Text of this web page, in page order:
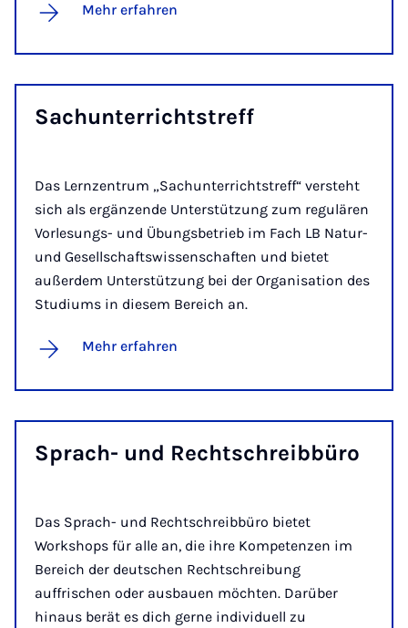
Mehr erfahren
Sach­un­ter­richts­treff
Das Lernzentrum „Sachunterrichtstreff“ versteht
sich als ergänzende Unterstützung zum regulären
Vorlesungs- und Übungsbetrieb im Fach LB Natur-
und Gesellschaftswissenschaften und bietet
außerdem Unterstützung bei der Organisation des
Studiums in diesem Bereich an.
Mehr erfahren
Sprach- und Recht­schreib­­bü­ro
Das Sprach- und Rechtschreibbüro bietet
Workshops für alle an, die ihre Kompetenzen im
Bereich der deutschen Rechtschreibung
auffrischen oder ausbauen möchten. Darüber
hinaus berät es dich gerne individuell zu